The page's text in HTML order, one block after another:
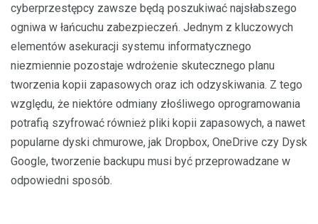
cyberprzestępcy zawsze będą poszukiwać najsłabszego
ogniwa w łańcuchu zabezpieczeń. Jednym z kluczowych
elementów asekuracji systemu informatycznego
niezmiennie pozostaje wdrożenie skutecznego planu
tworzenia kopii zapasowych oraz ich odzyskiwania. Z tego
względu, że niektóre odmiany złośliwego oprogramowania
potrafią szyfrować również pliki kopii zapasowych, a nawet
popularne dyski chmurowe, jak Dropbox, OneDrive czy Dysk
Google, tworzenie backupu musi być przeprowadzane w
odpowiedni sposób.